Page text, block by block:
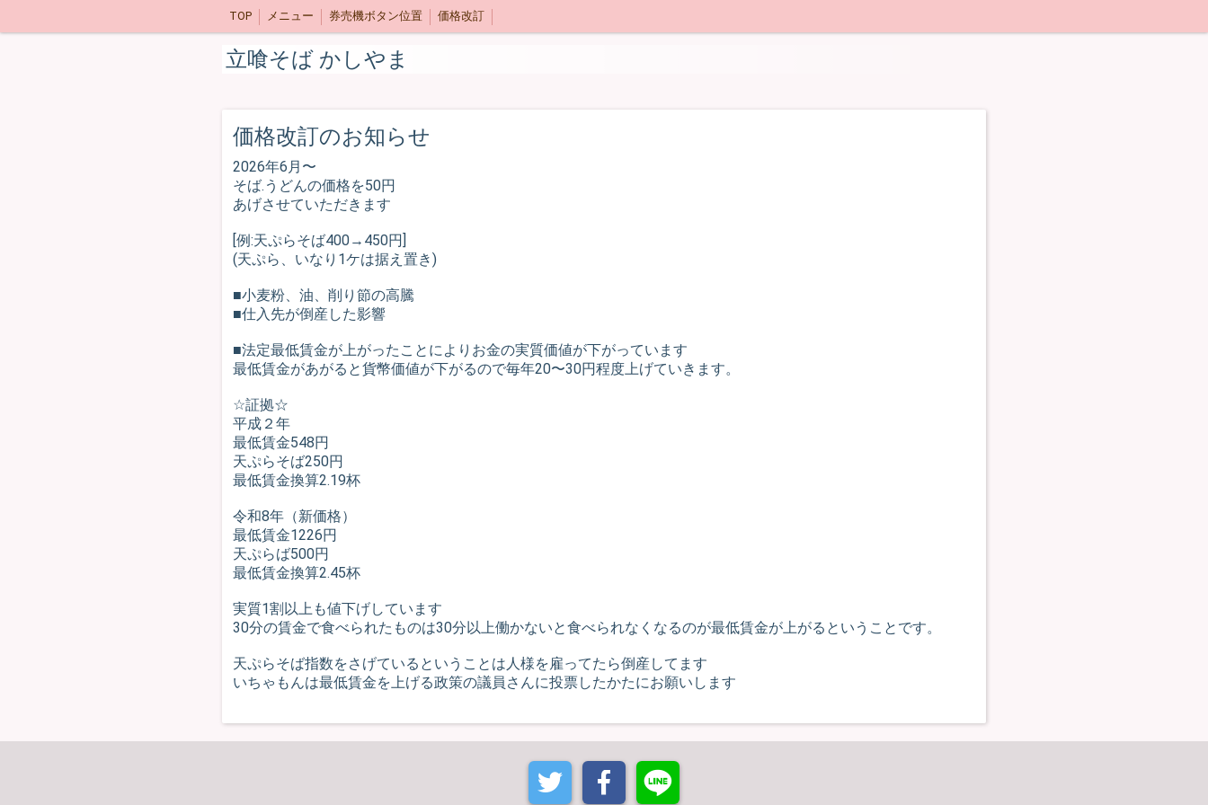
TOP メニュー 券売機ボタン位置 価格改訂
立喰そば かしやま
価格改訂のお知らせ
2026年6月〜
そば.うどんの価格を50円
あげさせていただきます
[例:天ぷらそば400→450円]
(天ぷら、いなり1ケは据え置き)
■小麦粉、油、削り節の高騰
■仕入先が倒産した影響
■法定最低賃金が上がったことによりお金の実質価値が下がっています
最低賃金があがると貨幣価値が下がるので毎年20〜30円程度上げていきます。
☆証拠☆
平成２年
最低賃金548円
天ぷらそば250円
最低賃金換算2.19杯
令和8年（新価格）
最低賃金1226円
天ぷらば500円
最低賃金換算2.45杯
実質1割以上も値下げしています
30分の賃金で食べられたものは30分以上働かないと食べられなくなるのが最低賃金が上がるということです。
天ぷらそば指数をさげているということは人様を雇ってたら倒産してます
いちゃもんは最低賃金を上げる政策の議員さんに投票したかたにお願いします